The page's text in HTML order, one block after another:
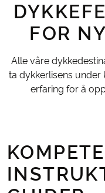
FOR
Alle våre
ta dykkerlisens under
erfaring for å